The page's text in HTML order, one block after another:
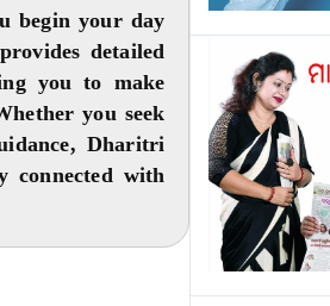
begin your day
detailed
you to make
you seek
Dharitri
connected with